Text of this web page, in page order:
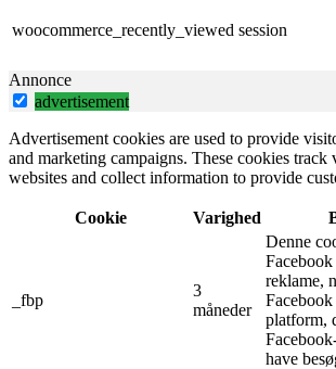
woocommerce_recently_viewed session
Annonce
advertisement
Advertisement cookies are used to provide
and marketing campaigns. These cookies track
websites and collect information to provide
Cookie Varighed
_fbp
3
måneder
Denne
reklame,
platform,
have